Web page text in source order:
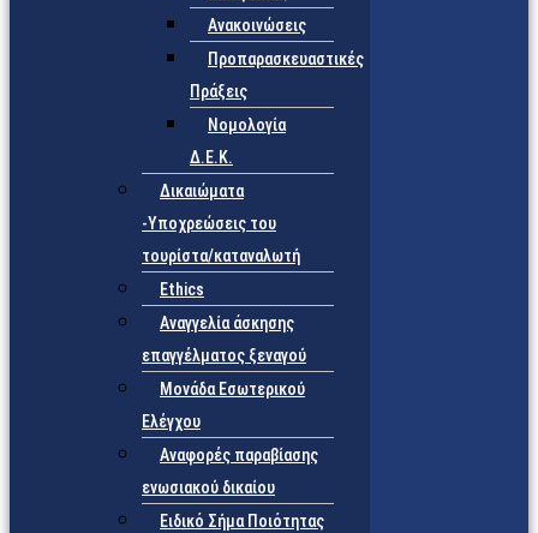
Ανακοινώσεις
Προπαρασκευαστικές
Πράξεις
Νομολογία
Δ.Ε.Κ.
Δικαιώματα
-Υποχρεώσεις του
τουρίστα/καταναλωτή
Ethics
Αναγγελία άσκησης
επαγγέλματος ξεναγού
Μονάδα Εσωτερικού
Ελέγχου
Αναφορές παραβίασης
ενωσιακού δικαίου
Ειδικό Σήμα Ποιότητας